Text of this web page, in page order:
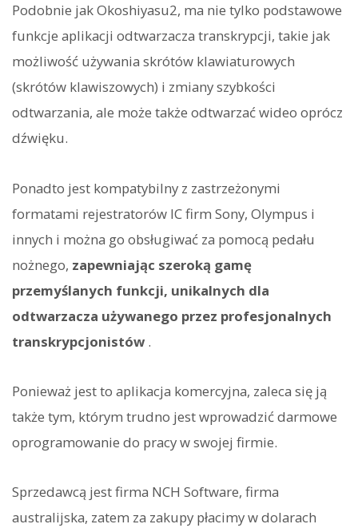
Podobnie jak Okoshiyasu2, ma nie tylko podstawowe
funkcje aplikacji odtwarzacza transkrypcji, takie jak
możliwość używania skrótów klawiaturowych
(skrótów klawiszowych) i zmiany szybkości
odtwarzania, ale może także odtwarzać wideo oprócz
dźwięku.
Ponadto jest kompatybilny z zastrzeżonymi
formatami rejestratorów IC firm Sony, Olympus i
innych i można go obsługiwać za pomocą pedału
nożnego, zapewniając szeroką gamę
przemyślanych funkcji, unikalnych dla
odtwarzacza używanego przez profesjonalnych
transkrypcjonistów .
Ponieważ jest to aplikacja komercyjna, zaleca się ją
także tym, którym trudno jest wprowadzić darmowe
oprogramowanie do pracy w swojej firmie.
Sprzedawcą jest firma NCH Software, firma
australijska, zatem za zakupy płacimy w dolarach